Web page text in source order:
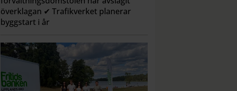
överklagan ✔ Trafikverket planerar
byggstart i år